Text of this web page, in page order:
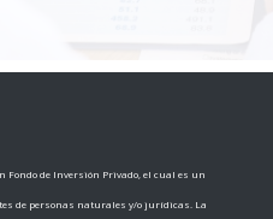
Fondo de Inversión Privado, el cual es un
de personas naturales y/o jurídicas. La